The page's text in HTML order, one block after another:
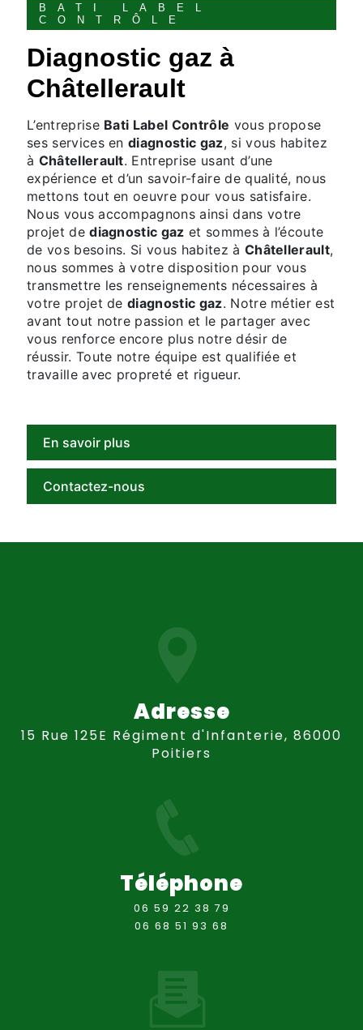
BATI LABEL
CONTRÔLE
diagnostic gaz à
Châtellerault
L’entreprise Bati Label Contrôle vous propose
ses services endiagnostic gaz, si vous habitez
à Châtellerault. Entreprise usant d’une
expérience et d’un savoir-faire de qualité, nous
mettons tout en oeuvre pour vous satisfaire.
Nous vous accompagnons ainsi dans votre
projet dediagnostic gaz et sommes à l’écoute
de vos besoins. Si vous habitez à Châtellerault,
nous sommes à votre disposition pour vous
transmettre les renseignements nécessaires à
votre projet dediagnostic gaz. Notre métier est
avant tout notre passion et le partager avec
vous renforce encore plus notre désir de
réussir. Toute notre équipe est qualifiée et
travaille avec propreté et rigueur.
En savoir plus
Contactez-nous
Adresse
15 Rue 125E Régiment d'Infanterie, 86000
Poitiers
Téléphone
06 59 22 38 79
06 68 51 93 68